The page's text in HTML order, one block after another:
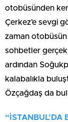
otobüsünden
Çerkez’e sevgi
zaman
sohbetler
ardından
kalabalıkla
Özçağdaş da
“İSTANBUL’DA